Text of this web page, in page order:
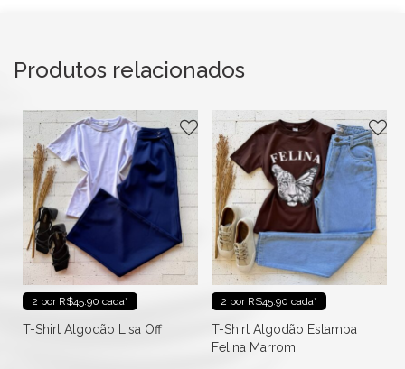
Produtos relacionados
2 por R$45.90 cada*
T-Shirt Algodão Lisa Off
2 por R$45.90 cada*
T-Shirt Algodão Estampa
Felina Marrom